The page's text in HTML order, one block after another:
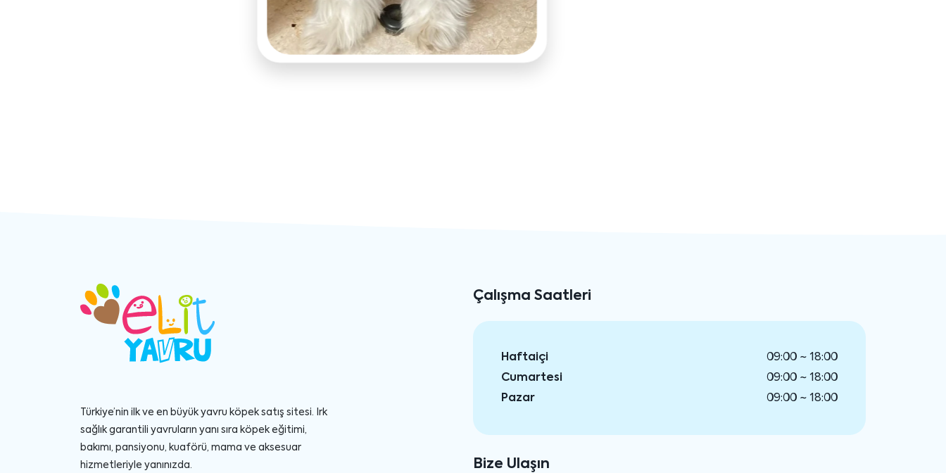
Türkiye’nin ilk ve en büyük yavru köpek satış sitesi. Irk
sağlık garantili yavruların yanı sıra köpek eğitimi,
bakımı, pansiyonu, kuaförü, mama ve aksesuar
hizmetleriyle yanınızda.
Çalışma Saatleri
Haftaiçi
09:00 ~ 18:00
Cumartesi
09:00 ~ 18:00
Pazar
09:00 ~ 18:00
Bize Ulaşın